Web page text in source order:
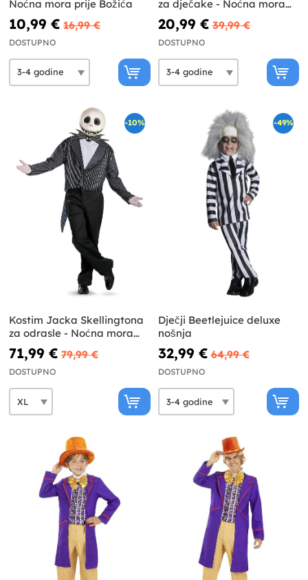
Noćna mora prije Božića
10,99 € 16,99 €
DOSTUPNO
za dječake - Noćna mora
prije Božića
20,99 € 39,99 €
DOSTUPNO
-10%
Kostim Jacka Skellingtona
za odrasle - Noćna mora
prije Božića
71,99 € 79,99 €
DOSTUPNO
-49%
Dječji Beetlejuice deluxe
nošnja
32,99 € 64,99 €
DOSTUPNO